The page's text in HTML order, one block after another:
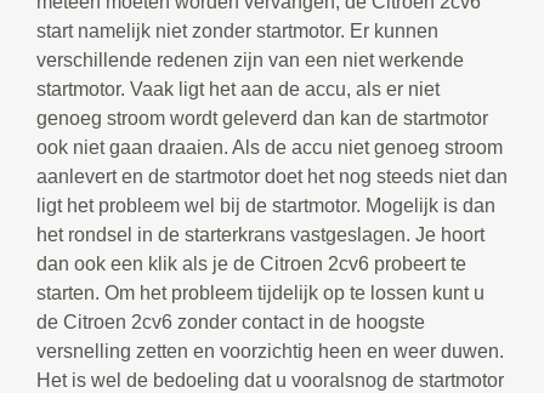
start namelijk niet zonder startmotor. Er kunnen
verschillende redenen zijn van een niet werkende
startmotor. Vaak ligt het aan de accu, als er niet
genoeg stroom wordt geleverd dan kan de startmotor
ook niet gaan draaien. Als de accu niet genoeg stroom
aanlevert en de startmotor doet het nog steeds niet dan
ligt het probleem wel bij de startmotor. Mogelijk is dan
het rondsel in de starterkrans vastgeslagen. Je hoort
dan ook een klik als je de Citroen 2cv6 probeert te
starten. Om het probleem tijdelijk op te lossen kunt u
de Citroen 2cv6 zonder contact in de hoogste
versnelling zetten en voorzichtig heen en weer duwen.
Het is wel de bedoeling dat u vooralsnog de startmotor